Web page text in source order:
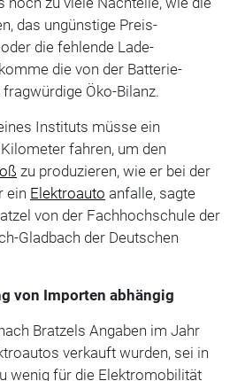
das ungünstige Preis-
die fehlende Lade-
die von der Batterie-
Öko-Bilanz.
Instituts müsse ein
fahren, um den
zu produzieren, wie er bei der
ein Elektroauto anfalle, sagte
von der Fachhochschule der
Gladbach der Deutschen
von Importen abhängig
Bratzels Angaben im Jahr
verkauft wurden, sei in
wenig für die Elektromobilität